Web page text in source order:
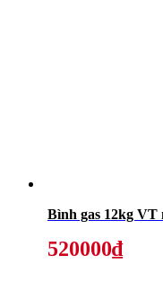
Bình gas 12kg VT
520000₫